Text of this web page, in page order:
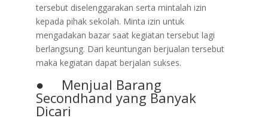
tersebut diselenggarakan serta mintalah izin
kepada pihak sekolah. Minta izin untuk
mengadakan bazar saat kegiatan tersebut lagi
berlangsung. Dari keuntungan berjualan tersebut
maka kegiatan dapat berjalan sukses.
● Menjual Barang
Secondhand yang Banyak
Dicari